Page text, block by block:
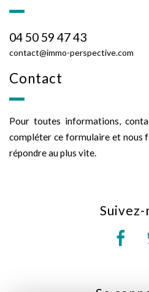
04 50 59 47 43
contact@immo-perspective.com
contact
Pour toutes informations,
compléter ce formulaire et nous
répondre au plus vite.